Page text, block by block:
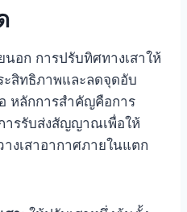
นอก การปรับทิศทางเสาให้
ะสิทธิภาพและลดจุดอับ
หลักการสำคัญคือการ
ารรับส่งสัญญาณเพื่อให้
งเสาอากาศภายในแตก